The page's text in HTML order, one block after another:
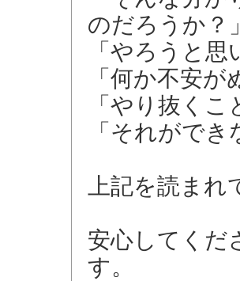
のだろうか？」
「やろうと
「何か不安
「やり抜く
「それがで
上記を読ま
安心してくだ
す。